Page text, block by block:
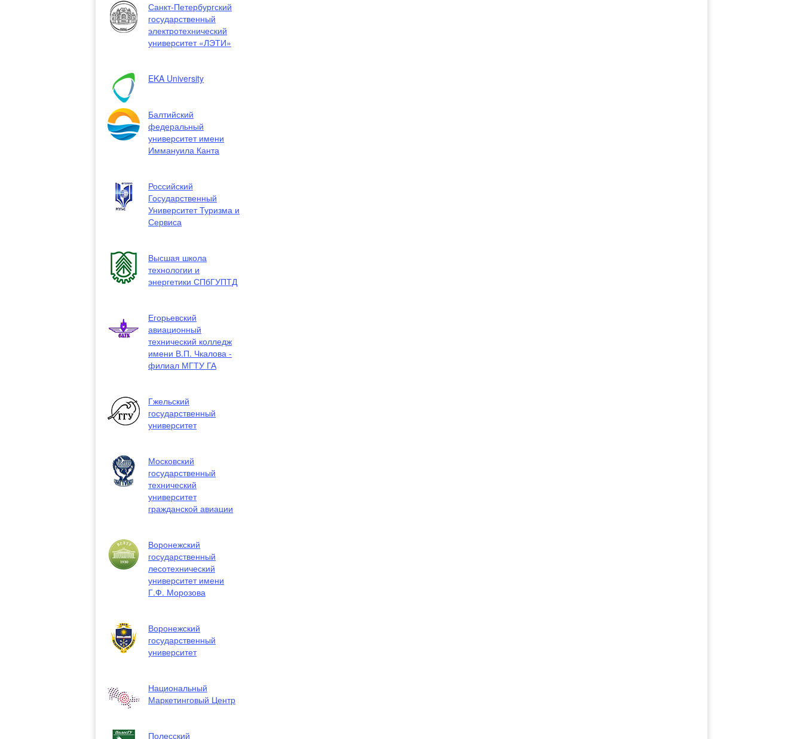
Санкт-Петербургский
государственный
электротехнический
университет «ЛЭТИ»
EKA University
Балтийский
федеральный
университет имени
Иммануила Канта
Российский
Государственный
Университет Туризма и
Сервиса
Высшая школа
технологии и
энергетики СПбГУПТД
Егорьевский
авиационный
технический колледж
имени В.П. Чкалова -
филиал МГТУ ГА
Гжельский
государственный
университет
Московский
государственный
технический
университет
гражданской авиации
Воронежский
государственный
лесотехнический
университет имени
Г.Ф. Морозова
Воронежский
государственный
университет
Национальный
Маркетинговый Центр
Полесский